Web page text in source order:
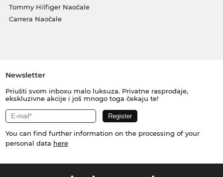
Tommy Hilfiger Naočale
Carrera Naočale
Newsletter
Priušti svom inboxu malo luksuza. Privatne rasprodaje,
ekskluzivne akcije i još mnogo toga čekaju te!
You can find further information on the processing of your
personal data here